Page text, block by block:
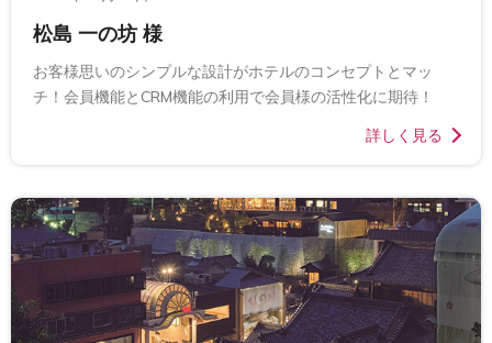
松島 一の坊 様
お客様思いのシンプルな設計がホテルのコンセプトとマッ
チ！会員機能とCRM機能の利用で会員様の活性化に期待！
詳しく見る